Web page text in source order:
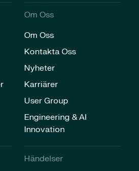
Om Oss
Om Oss
Kontakta Oss
Nyheter
Karriärer​
User Group
Engineering & AI
Innovation
Händelser​